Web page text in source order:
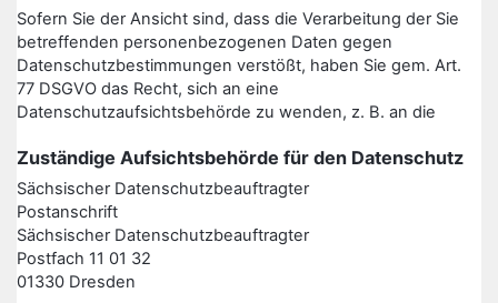
Sofern Sie der Ansicht sind, dass die Verarbeitung der Sie
betreffenden personenbezogenen Daten gegen
Datenschutzbestimmungen verstößt, haben Sie gem. Art.
77 DSGVO das Recht, sich an eine
Datenschutzaufsichtsbehörde zu wenden, z. B. an die
Zuständige Aufsichtsbehörde für den Datenschutz
Sächsischer Datenschutzbeauftragter
Postanschrift
Sächsischer Datenschutzbeauftragter
Postfach 11 01 32
01330 Dresden